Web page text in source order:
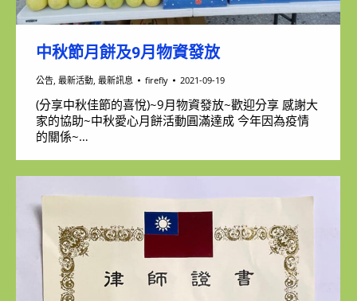
中秋節月餅及9月物資發放
公告, 最新活動, 最新訊息 firefly 2021-09-19
(分享中秋佳節的喜悅)~9月物資發放~歡迎分享 感謝大
家的協助~中秋愛心月餅活動圓滿達成 今年因為疫情
的關係~…